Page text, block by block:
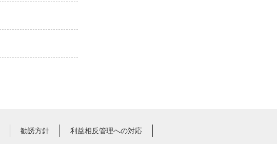
勧誘方針 利益相反管理への対応